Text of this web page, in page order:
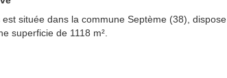
est située dans la commune Septème (38), dispose
superficie de 1118 m².